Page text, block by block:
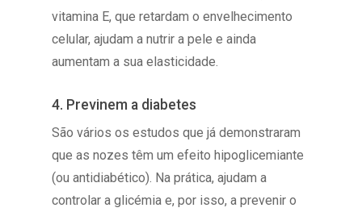
vitamina E, que retardam o envelhecimento
celular, ajudam a nutrir a pele e ainda
aumentam a sua elasticidade.
4. Previnem a diabetes
São vários os estudos que já demonstraram
que as nozes têm um efeito hipoglicemiante
(ou antidiabético). Na prática, ajudam a
controlar a glicémia e, por isso, a prevenir o